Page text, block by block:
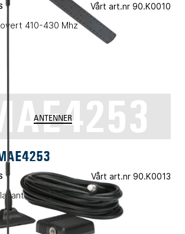
Vårt art.nr 90.K0010
410-430 Mhz
ANTENNER
Vårt art.nr 90.K0013
380-400 MHz